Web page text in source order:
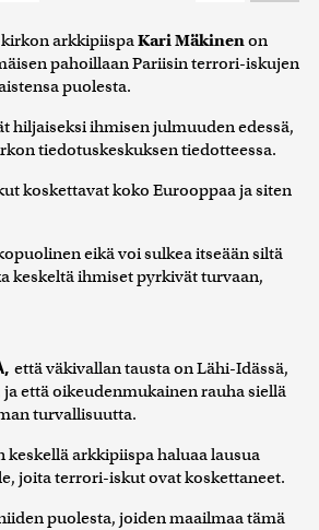
arkkipiispaKari Mäkinenon
pahoillaan Pariisin terrori-iskujen
puolesta.
hiljaiseksi ihmisen julmuuden edessä,
tiedotuskeskuksen tiedotteessa.
koskettavat koko Eurooppaa ja siten
eikä voi sulkea itseään siltä
keskeltä ihmiset pyrkivät turvaan,
että väkivallan tausta on Lähi-Idässä,
ja että oikeudenmukainen rauha siellä
turvallisuutta.
arkkipiispa haluaa lausua
joita terrori-iskut ovat koskettaneet.
puolesta, joiden maailmaa tämä